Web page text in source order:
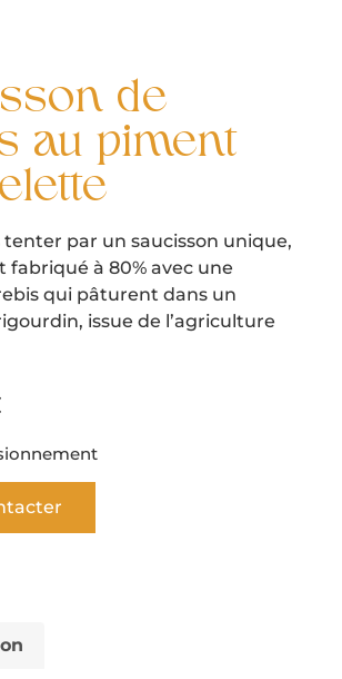
de
au piment
tenter par un saucisson unique,
fabriqué à 80% avec une
qui pâturent dans un
issue de l’agriculture